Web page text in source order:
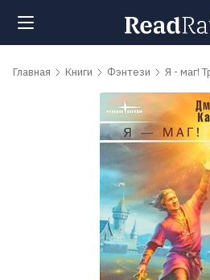
Поиск
Главная Книги Фэнтези Я - маг!